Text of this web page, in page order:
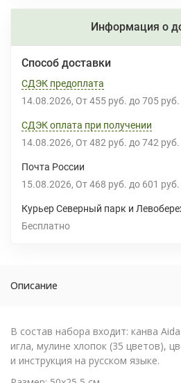
Информация о
Способ доставки
СДЭК предоплата
14.08.2026 От 455 руб. до 705 руб.
СДЭК оплата при получении
14.08.2026 От 482 руб. до 742 руб.
Почта России
15.08.2026 От 468 руб. до 601 руб.
Курьер Северный парк и
Бесплатно
Описание
В состав набора входит: канва
игла, мулине хлопок (35 цветов),
и инструкция на русском языке.